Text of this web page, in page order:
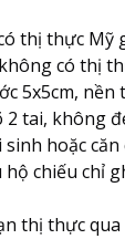
thị thực Mỹ
có thị
5x5cm,
tai, không
hoặc
chiếu chỉ
thị thực